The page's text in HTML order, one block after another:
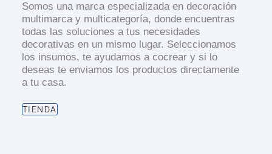
Somos una marca especializada en decoración
multimarca y multicategoría, donde encuentras
todas las soluciones a tus necesidades
decorativas en un mismo lugar. Seleccionamos
los insumos, te ayudamos a cocrear y si lo
deseas te enviamos los productos directamente
a tu casa.
TIENDA